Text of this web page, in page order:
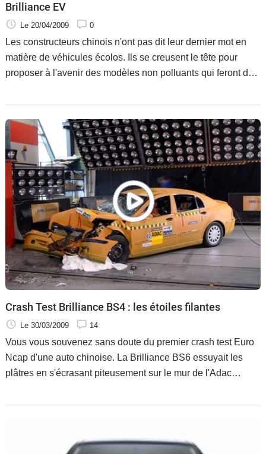
Brilliance EV
Le 20/04/2009 0
Les constructeurs chinois n'ont pas dit leur dernier mot en
matière de véhicules écolos. Ils se creusent le tête pour
proposer à l'avenir des modèles non polluants qui feront de
Crash Test Brilliance BS4 : les étoiles filantes
Le 30/03/2009 14
Vous vous souvenez sans doute du premier crash test Euro
Ncap d'une auto chinoise. La Brilliance BS6 essuyait les
plâtres en s'écrasant piteusement sur le mur de l'Adac
monde. Les